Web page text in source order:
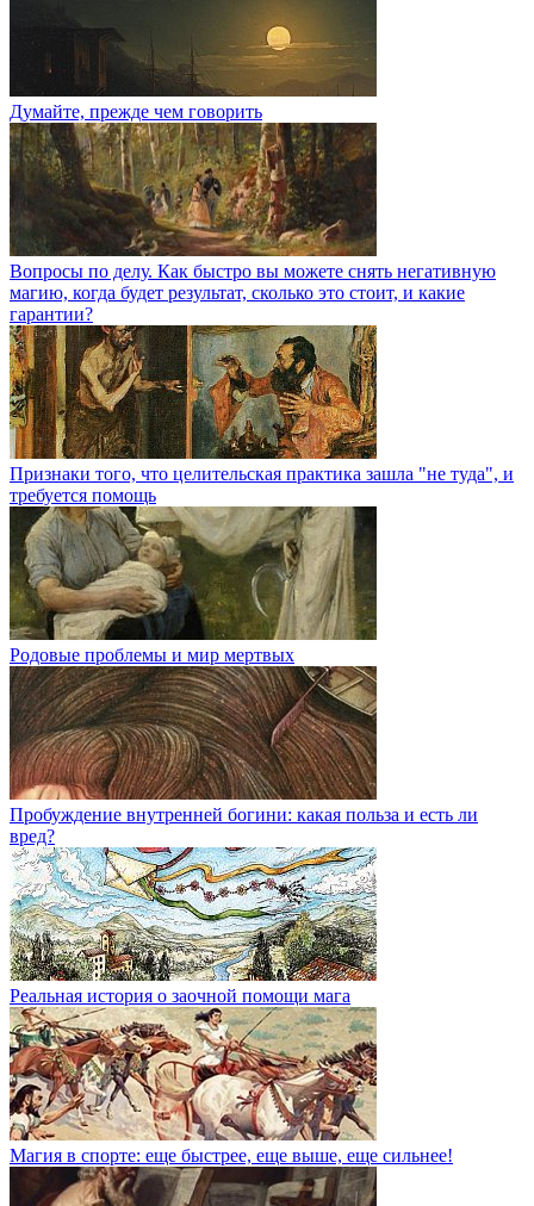
Думайте, прежде чем говорить
Вопросы по делу. Как быстро вы можете снять негативную
магию, когда будет результат, сколько это стоит, и какие
гарантии?
Признаки того, что целительская практика зашла "не туда", и
требуется помощь
Родовые проблемы и мир мертвых
Пробуждение внутренней богини: какая польза и есть ли
вред?
Реальная история о заочной помощи мага
Магия в спорте: еще быстрее, еще выше, еще сильнее!